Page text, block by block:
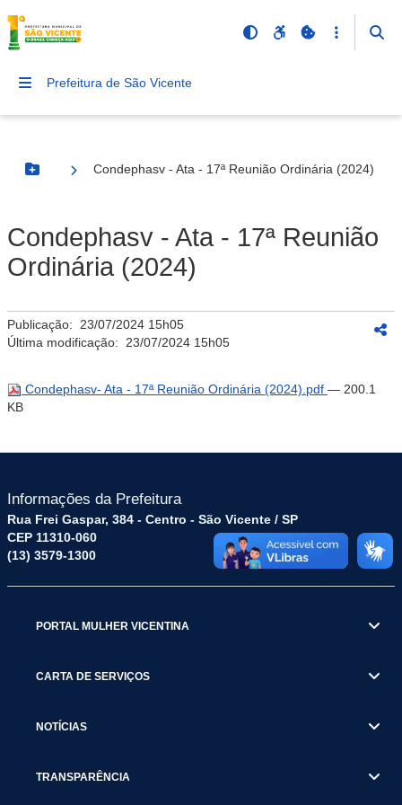
Prefeitura de São Vicente
Botão Menu
Condephasv - Ata - 17ª Reunião Ordinária (2024)
Condephasv - Ata - 17ª Reunião
Ordinária (2024)
Publicação: 23/07/2024 15h05
Última modificação: 23/07/2024 15h05
Condephasv- Ata - 17ª Reunião Ordinária (2024).pdf — 200.1
KB
Informações da Prefeitura
Rua Frei Gaspar, 384 - Centro - São Vicente / SP
CEP 11310-060
(13) 3579-1300
PORTAL MULHER VICENTINA
CARTA DE SERVIÇOS
NOTÍCIAS
TRANSPARÊNCIA